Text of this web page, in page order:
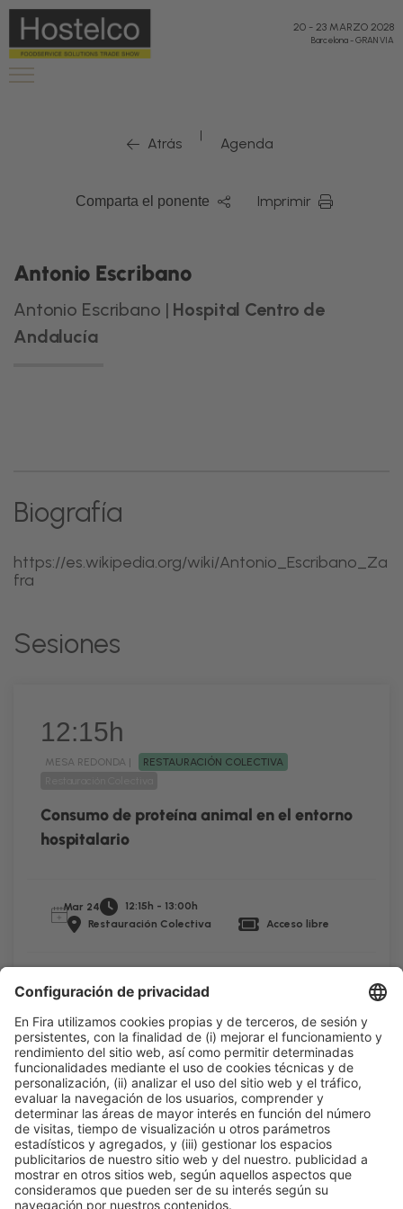
20 - 23 MARZO 2028
Barcelona-GRAN VIA
Atrás | Agenda
Comparta el ponente Imprimir
Antonio Escribano
Antonio Escribano | Hospital Centro de
Andalucía
Biografía
https://es.wikipedia.org/wiki/Antonio_Escribano_Za
fra
Sesiones
12:15h
MESA REDONDA |
RESTAURACIÓN COLECTIVA
Consumo de proteína animal en el entorno
hospitalario
Mar 24
12:15h - 13:00h
Restauración Colectiva
Acceso libre